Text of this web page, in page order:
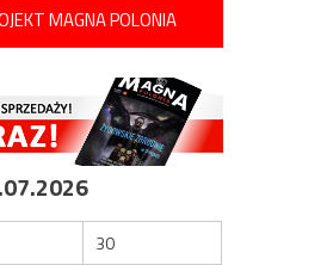
MAGNA POLONIA
30